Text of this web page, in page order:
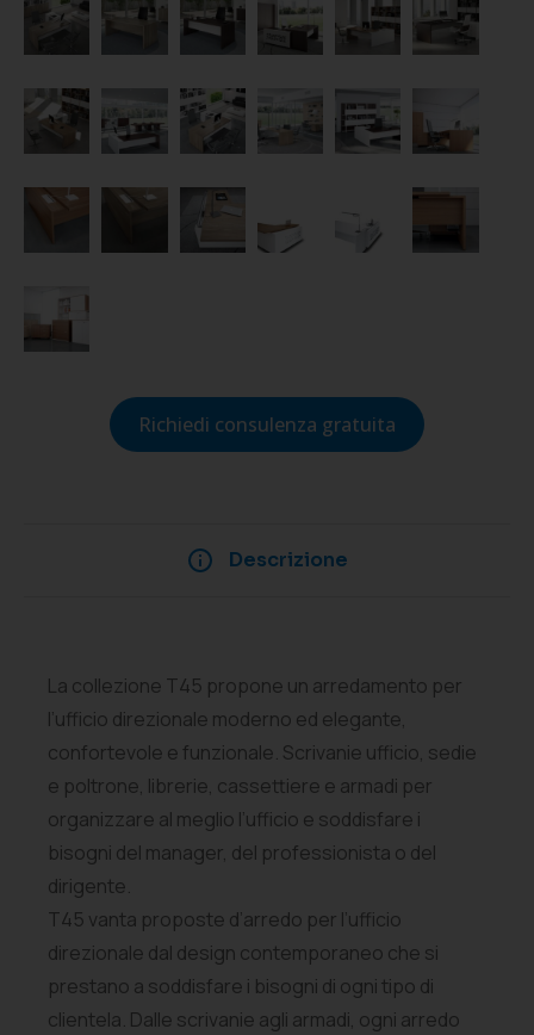
Richiedi consulenza gratuita
Descrizione
La collezione T45 propone un arredamento per
l’ufficio direzionale moderno ed elegante,
confortevole e funzionale. Scrivanie ufficio, sedie
e poltrone, librerie, cassettiere e armadi per
organizzare al meglio l’ufficio e soddisfare i
bisogni del manager, del professionista o del
dirigente.
T45 vanta proposte d’arredo per l’ufficio
direzionale dal design contemporaneo che si
prestano a soddisfare i bisogni di ogni tipo di
clientela. Dalle scrivanie agli armadi, ogni arredo